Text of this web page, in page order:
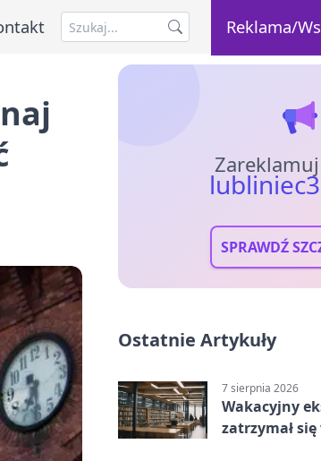
Reklama/
SPRAWDŹ
Ostatnie Artykuły
7 sierpnia 2026
Wakacyjny
zatrzymał